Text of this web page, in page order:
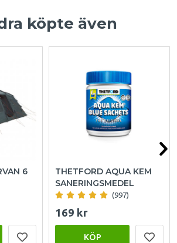
köpte även
6
THETFORD AQUA KEM
SANERINGSMEDEL
(997)
169 kr
KÖP